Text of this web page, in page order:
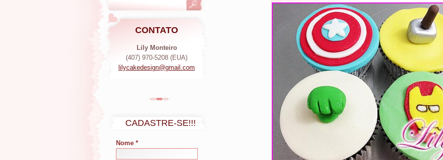
CONTATO
Lily Monteiro
(407) 970-5208 (EUA)
lilycakedesign@gmail.com
CADASTRE-SE!!!
Nome *